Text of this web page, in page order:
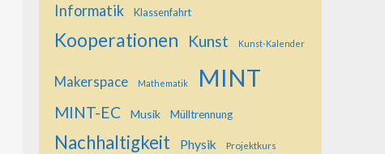
Informatik Klassenfahrt
Kooperationen Kunst Kunst-Kalender
Makerspace Mathematik MINT
MINT-EC Musik Mülltrennung
Nachhaltigkeit Physik Projektkurs